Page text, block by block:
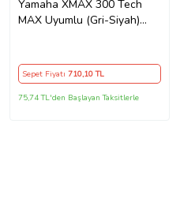
Yamaha XMAX 300 Tech
MAX Uyumlu (Gri-Siyah)
Motor Örtüsü (Güvenlik
Kilidi ve Bağlantı Tokalı)
Sepet Fiyatı710,10 TL
75,74 TL'den Başlayan Taksitlerle